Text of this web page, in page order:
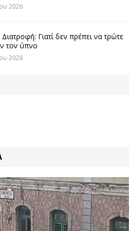
2026
Διατροφή: Γιατί δεν πρέπει να τρώτε
τον ύπνο
2026